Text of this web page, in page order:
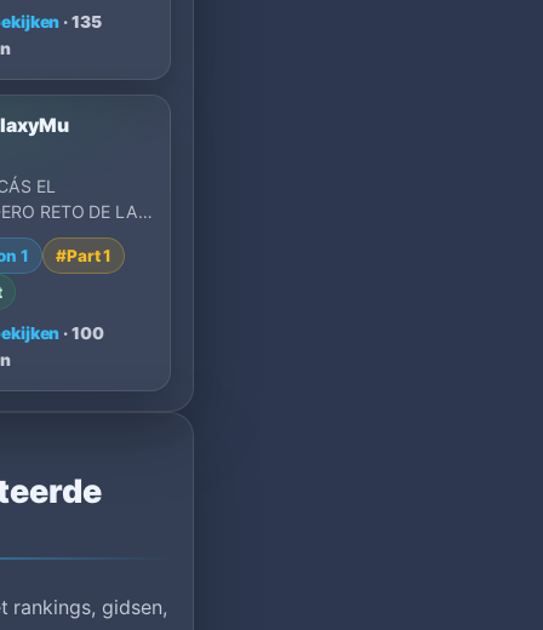
· 135
EL
RETO DE LA
NEW
99B+SEASON
QUE
1
#Part 1
· 100
rankings, gidsen,